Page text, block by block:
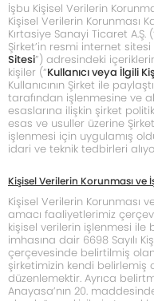
İşbu Kişisel Verilerin
Kişisel Verilerin Korunması
Kırtasiye Sanayi Ticaret A.Ş.
Şirket’in resmi internet
Sitesi”) adresindeki
kişiler (“Kullanıcı veya İlgili
Kullanıcının Şirket ile
tarafından işlenmesine ve
esaslarına ilişkin şirket
esas ve usuller üzerine
işlenmesi için uygulamış
idari ve teknik tedbirleri
Kişisel Verilerin Korunması ve
Kişisel Verilerin Korunması
amacı faaliyetlerimiz
kişisel verilerin işlenmesi ile
imhasına dair 6698 Sayılı
çerçevesinde belirtilmiş
şirketimizin kendi belirlemiş
düzenlemektir. Ayrıca
Anayasa’nın 20.